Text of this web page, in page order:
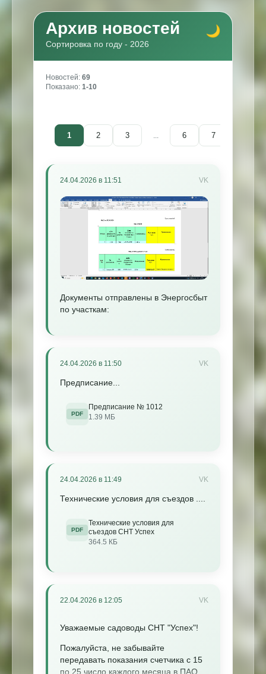
Архив новостей
Сортировка по году - 2026
Новостей: 69
Показано: 1-10
1 2 3 6 7
24.04.2026 в 11:51 VK
Документы отправлены в Энергосбыт
по участкам:
24.04.2026 в 11:50 VK
Предписание...
PDF
Предписание № 1012
1.39 МБ
24.04.2026 в 11:49 VK
Технические условия для съездов ....
PDF
Технические условия для
съездов СНТ Успех
364.5 КБ
22.04.2026 в 12:05 VK
Уважаемые садоводы СНТ "Успех"!
Пожалуйста, не забывайте
передавать показания счетчика с 15
по 25 число каждого месяца в ПАО